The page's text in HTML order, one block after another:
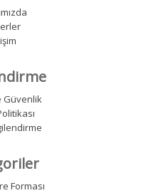
Güvenlik
Forması